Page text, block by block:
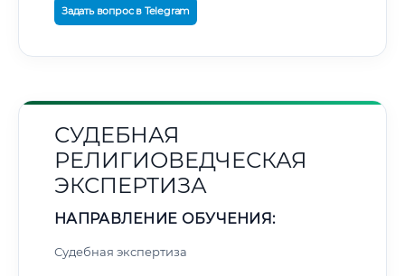
Задать вопрос в Telegram
СУДЕБНАЯ
РЕЛИГИОВЕДЧЕСКАЯ
ЭКСПЕРТИЗА
НАПРАВЛЕНИЕ ОБУЧЕНИЯ:
Судебная экспертиза